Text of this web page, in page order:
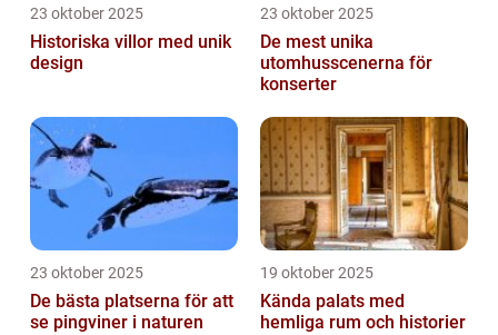
23 oktober 2025
Historiska villor med unik
design
23 oktober 2025
De mest unika
utomhusscenerna för
konserter
23 oktober 2025
De bästa platserna för att
se pingviner i naturen
19 oktober 2025
Kända palats med
hemliga rum och historier